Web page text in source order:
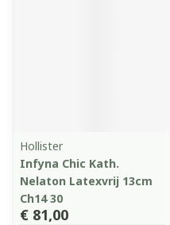
Hollister
Infyna Chic Kath.
Nelaton Latexvrij 13cm
Ch14 30
€ 81,00